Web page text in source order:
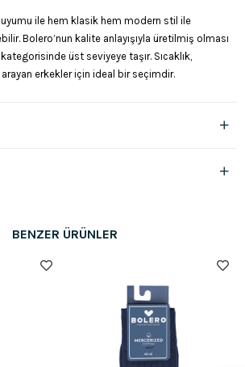
ile hem klasik hem modern stil ile
Bolero’nun kalite anlayışıyla üretilmiş olması
üst seviyeye taşır. Sıcaklık,
arayan erkekler için ideal bir seçimdir.
BENZER ÜRÜNLER